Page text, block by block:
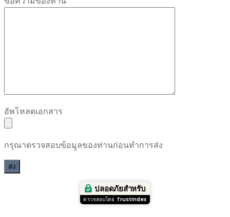
อัพโหลดเอกสาร
กรุณาตรวจสอบข้อมูลของท่านก่อนทำการส่ง
ปลอดภัยสำหรับ
ตรวจสอบโดย Trustindex